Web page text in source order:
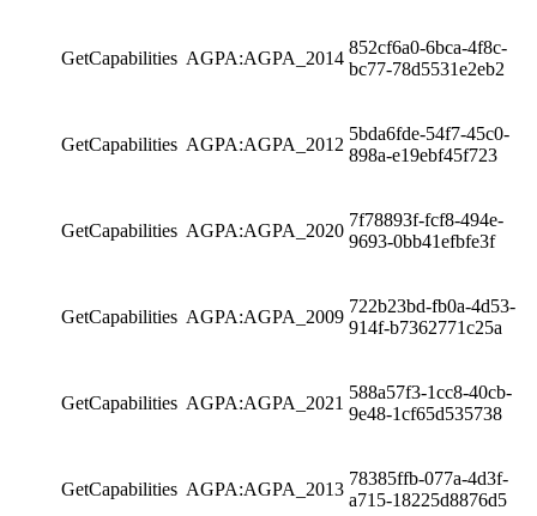
GetCapabilities AGPA:AGPA_2014
852cf6a0-6bca-4f8c-
bc77-78d5531e2eb2
GetCapabilities AGPA:AGPA_2012
5bda6fde-54f7-45c0-
898a-e19ebf45f723
GetCapabilities AGPA:AGPA_2020
7f78893f-fcf8-494e-
9693-0bb41efbfe3f
GetCapabilities AGPA:AGPA_2009
722b23bd-fb0a-4d53-
914f-b7362771c25a
GetCapabilities AGPA:AGPA_2021
588a57f3-1cc8-40cb-
9e48-1cf65d535738
GetCapabilities AGPA:AGPA_2013
78385ffb-077a-4d3f-
a715-18225d8876d5